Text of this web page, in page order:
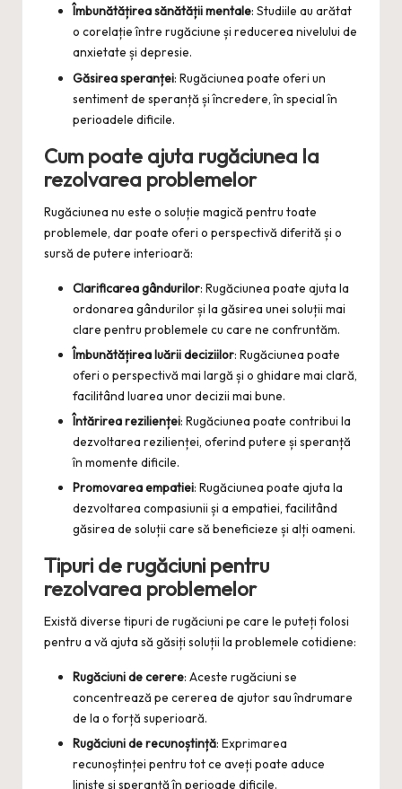
Îmbunătățirea sănătății mentale: Studiile au arătat
o corelație între rugăciune și reducerea nivelului de
anxietate și depresie.
Găsirea speranței: Rugăciunea poate oferi un
sentiment de speranță și încredere, în special în
perioadele dificile.
Cum poate ajuta rugăciunea la
rezolvarea problemelor
Rugăciunea nu este o soluție magică pentru toate
problemele, dar poate oferi o perspectivă diferită și o
sursă de putere interioară:
Clarificarea gândurilor: Rugăciunea poate ajuta la
ordonarea gândurilor și la găsirea unei soluții mai
clare pentru problemele cu care ne confruntăm.
Îmbunătățirea luării deciziilor: Rugăciunea poate
oferi o perspectivă mai largă și o ghidare mai clară,
facilitând luarea unor decizii mai bune.
Întărirea rezilienței: Rugăciunea poate contribui la
dezvoltarea rezilienței, oferind putere și speranță
în momente dificile.
Promovarea empatiei: Rugăciunea poate ajuta la
dezvoltarea compasiunii și a empatiei, facilitând
găsirea de soluții care să beneficieze și alți oameni.
Tipuri de rugăciuni pentru
rezolvarea problemelor
Există diverse tipuri de rugăciuni pe care le puteți folosi
pentru a vă ajuta să găsiți soluții la problemele cotidiene:
Rugăciuni de cerere: Aceste rugăciuni se
concentrează pe cererea de ajutor sau îndrumare
de la o forță superioară.
Rugăciuni de recunoștință: Exprimarea
recunoștinței pentru tot ce aveți poate aduce
liniște și speranță în perioade dificile.